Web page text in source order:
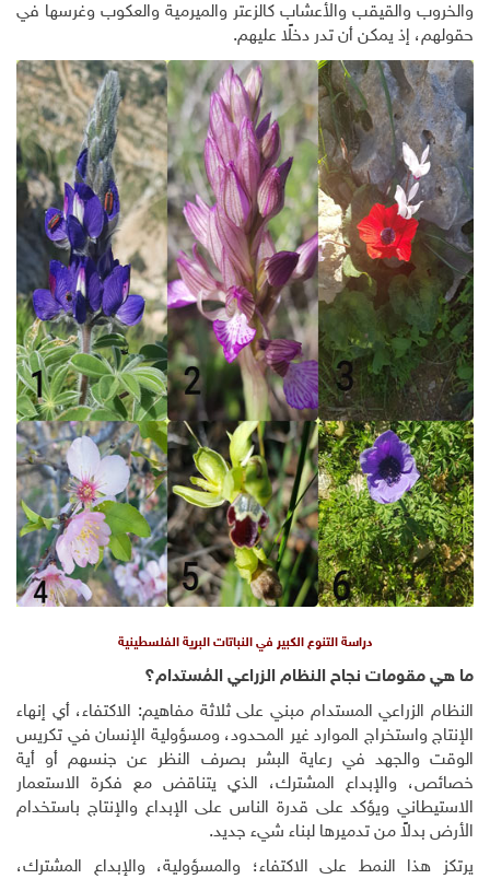
والخروب والقيقب والأعشاب كالزعتر والميرمية والعكوب وغرسها في
حقولهم، إذ يمكن أن تدر دخلًا عليهم.
دراسة التنوع الكبير في النباتات البرية الفلسطينية
ما هي مقومات نجاح النظام الزراعي المُستدام؟
النظام الزراعي المستدام مبني على ثلاثة مفاهيم: الاكتفاء، أي إنهاء
الإنتاج واستخراج الموارد غير المحدود، ومسؤولية الإنسان في تكريس
الوقت والجهد في رعاية البشر بصرف النظر عن جنسهم أو أية
خصائص، والإبداع المشترك، الذي يتناقض مع فكرة الاستعمار
الاستيطاني ويؤكد على قدرة الناس على الإبداع والإنتاج باستخدام
الأرض بدلاً من تدميرها لبناء شيء جديد.
يرتكز هذا النمط على الاكتفاء؛ والمسؤولية، والإبداع المشترك،